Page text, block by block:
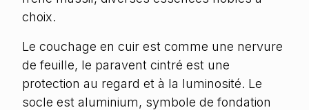
choix.
Le couchage en cuir est comme une nervure
de feuille, le paravent cintré est une
protection au regard et à la luminosité. Le
socle est aluminium, symbole de fondation